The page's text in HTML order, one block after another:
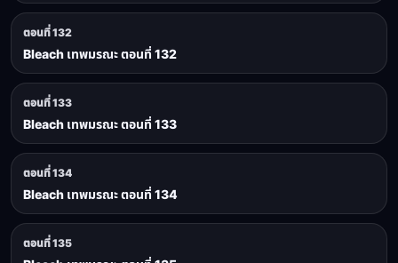
ตอนที่ 132
Bleach เทพมรณะ ตอนที่ 132
ตอนที่ 133
Bleach เทพมรณะ ตอนที่ 133
ตอนที่ 134
Bleach เทพมรณะ ตอนที่ 134
ตอนที่ 135